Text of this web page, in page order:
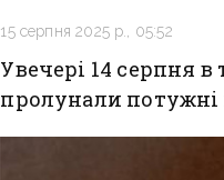
15 серпня 2025 р., 05:52
Увечері 14 серпня
пролунали потужні